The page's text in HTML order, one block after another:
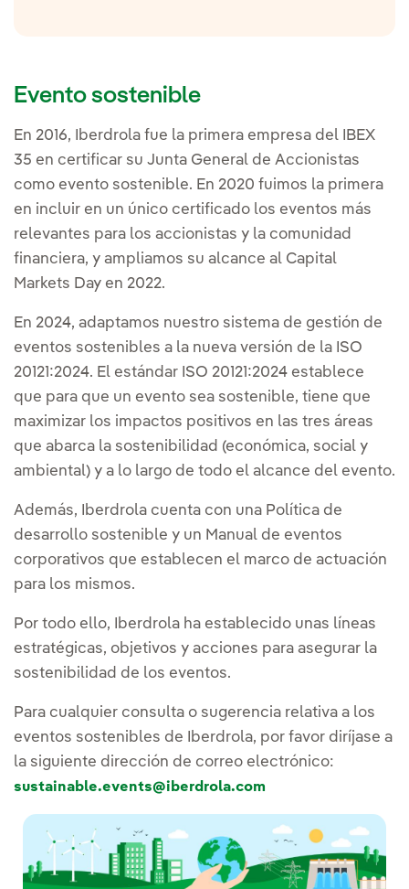
Sesión Reino Unido 14:40 /13:40
Q & A 15:20 /14:20
Fin del evento
Evento sostenible
En 2016, Iberdrola fue la primera empresa del IBEX
35 en certificar su Junta General de Accionistas
como evento sostenible. En 2020 fuimos la primera
en incluir en un único certificado los eventos más
relevantes para los accionistas y la comunidad
financiera, y ampliamos su alcance al Capital
Markets Day en 2022.
En 2024, adaptamos nuestro sistema de gestión de
eventos sostenibles a la nueva versión de la ISO
20121:2024. El estándar ISO 20121:2024 establece
que para que un evento sea sostenible, tiene que
maximizar los impactos positivos en las tres áreas
que abarca la sostenibilidad (económica, social y
ambiental) y a lo largo de todo el alcance del evento.
Además, Iberdrola cuenta con una Política de
desarrollo sostenible y un Manual de eventos
corporativos que establecen el marco de actuación
para los mismos.
Por todo ello, Iberdrola ha establecido unas líneas
estratégicas, objetivos y acciones para asegurar la
sostenibilidad de los eventos.
Para cualquier consulta o sugerencia relativa a los
eventos sostenibles de Iberdrola, por favor diríjase a
la siguiente dirección de correo electrónico:
sustainable.events@iberdrola.com